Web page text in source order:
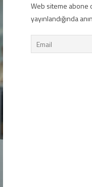
Web siteme abone
yayınlandığında